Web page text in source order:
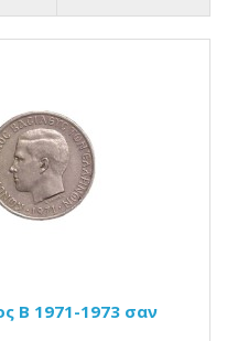
Β 1971-1973 σαν